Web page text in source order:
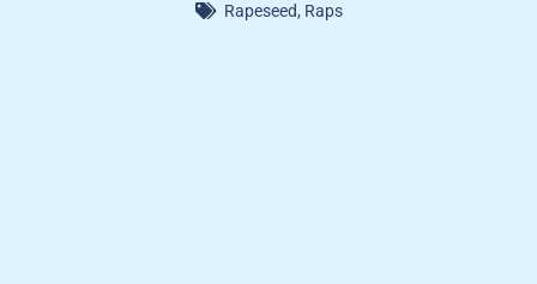
Rapeseed, Raps